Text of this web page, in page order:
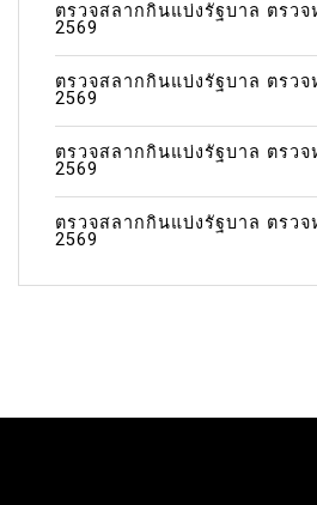
ตรวจสลากกินแบ่งรัฐบาล ตรวจ
2569
ตรวจสลากกินแบ่งรัฐบาล ตรว
2569
ตรวจสลากกินแบ่งรัฐบาล ตรว
2569
ตรวจสลากกินแบ่งรัฐบาล ตรว
2569